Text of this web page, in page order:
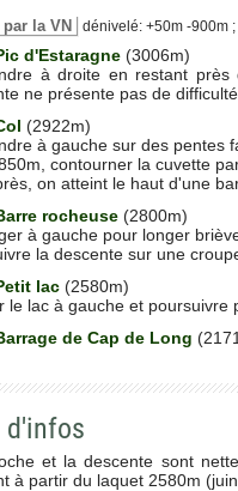
par la VN dénivelé: +50m -900m
d'Estaragne (3006m)
à droite en restant
ne présente pas de
(2922m)
à gauche sur des pentes
contourner la cuvette
on atteint le haut d'une
rocheuse (2800m)
à gauche pour longer
la descente sur une
lac (2580m)
le lac à gauche et poursuivre
de Cap de Long
d'infos
et la descente sont
à partir du laquet 2580m